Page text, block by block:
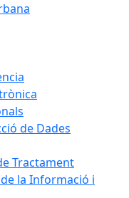
de Dades
Tractament
la Informació i